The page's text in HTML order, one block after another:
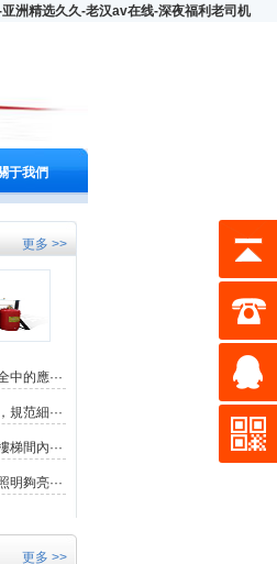
洲精选久久-老汉av在线-深夜福利老司机
于我們
更多 >>
的應···
范細···
間內···
夠亮···
更多 >>